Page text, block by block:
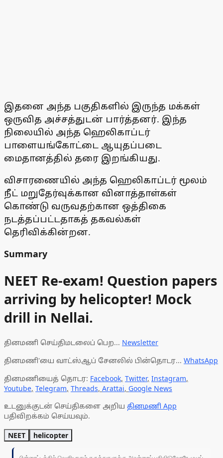
இதனை அந்த பகுதிகளில் இருந்த மக்கள்
ஒருவித அச்சத்துடன் பார்த்தனர். இந்த
நிலையில் அந்த ஹெலிகாப்டர்
பாளையங்கோட்டை ஆயுதப்படை
மைதானத்தில் தரை இறங்கியது.
விசாரணையில் அந்த ஹெலிகாப்டர் மூலம்
நீட் மறுதேர்வுக்கான வினாத்தாள்கள்
கொண்டு வருவதற்கான ஒத்திகை
நடத்தப்பட்டதாகத் தகவல்கள்
தெரிவிக்கின்றன.
Summary
NEET Re-exam! Question papers
arriving by helicopter! Mock
drill in Nellai.
தினமணி செய்திமடலைப் பெற... Newsletter
தினமணி'யை வாட்ஸ்ஆப் சேனலில் பின்தொடர... WhatsApp
தினமணியைத் தொடர: Facebook, Twitter, Instagram,
Youtube, Telegram, Threads, Arattai, Google News
உடனுக்குடன் செய்திகளை அறிய தினமணி App
பதிவிறக்கம் செய்யவும்.
NEET helicopter